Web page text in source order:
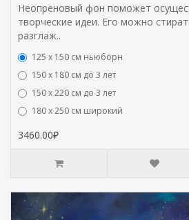
Неопреновый фон поможет
творческие идеи. Его можно
разглаж..
125 x 150 см ньюборн
150 х 180 см до 3 лет
150 х 220 см до 3 лет
180 х 250 см широкий
3460.00₽